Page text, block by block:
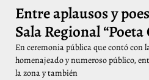
Entre aplausos y
Sala Regional
En ceremonia pública que contó con
homenajeado y numeroso público,
la zona y también